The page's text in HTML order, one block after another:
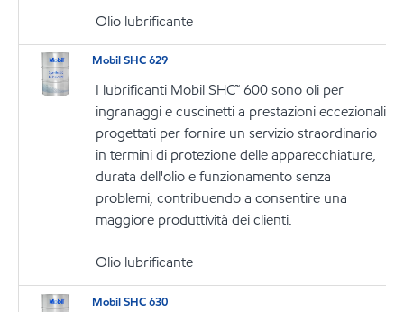
Olio lubrificante
Mobil SHC 629
I lubrificanti Mobil SHC™ 600 sono oli per
ingranaggi e cuscinetti a prestazioni eccezionali
progettati per fornire un servizio straordinario
in termini di protezione delle apparecchiature,
durata dell'olio e funzionamento senza
problemi, contribuendo a consentire una
maggiore produttività dei clienti.
Olio lubrificante
Mobil SHC 630